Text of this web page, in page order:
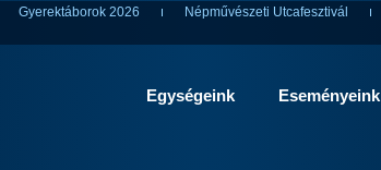
Gyerektáborok 2026 Népművészeti Utcafesztivál
Egységeink Eseményeink